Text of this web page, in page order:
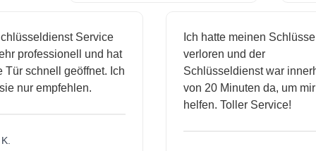
Service
professionell und hat
schnell geöffnet. Ich
nur empfehlen.
Ich hatte meinen Schlüssel
verloren und der
Schlüsseldienst war
von 20 Minuten da, um mir
helfen. Toller Service!